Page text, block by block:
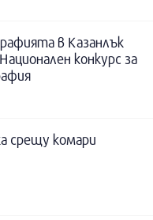
в Казанлък
конкурс за
срещу комари